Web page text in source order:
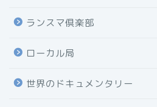
ランスマ倶楽部
ローカル局
世界のドキュメンタリー